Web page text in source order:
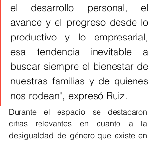
el desarrollo personal, el
avance y el progreso desde lo
productivo y lo empresarial,
esa tendencia inevitable a
buscar siempre el bienestar de
nuestras familias y de quienes
nos rodean", expresó Ruiz.
Durante el espacio se destacaron
cifras relevantes en cuanto a la
desigualdad de género que existe en